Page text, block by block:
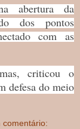
abertura da
dos pontos
com as
criticou o
defesa do meio
comentário: